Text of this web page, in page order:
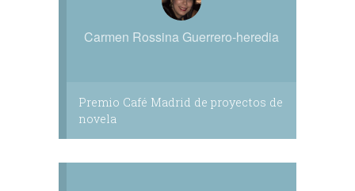
Carmen Rossina Guerrero-heredia
Premio Café Madrid de proyectos de
novela